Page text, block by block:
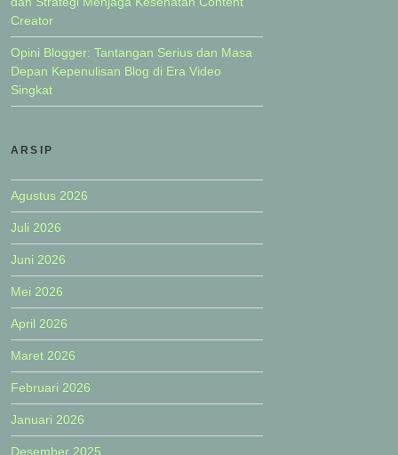
Creator
Opini Blogger: Tantangan Serius dan Masa
Depan Kepenulisan Blog di Era Video
Singkat
ARSIP
Agustus 2026
Juli 2026
Juni 2026
Mei 2026
April 2026
Maret 2026
Februari 2026
Januari 2026
Desember 2025